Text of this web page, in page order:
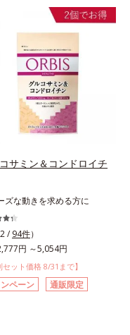
サミン＆コンドロイチ
ズな動きを求める方に
/ 94件）
円 ～5,054円
セット価格 8/31まで】
ペーン 通販限定